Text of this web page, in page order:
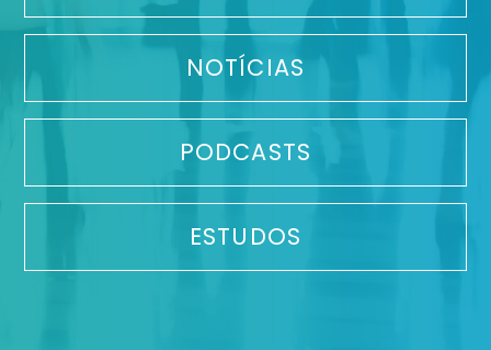
NOTÍCIAS
PODCASTS
ESTUDOS